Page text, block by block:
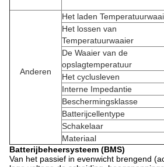
Anderen
Het laden
Het lossen van
Temperatuurwaaier
De Waaier van de
opslagtemperatuur
Het cyclusleven
Interne Impedantie
Beschermingsklasse
Batterijcellentype
Schakelaar
Materiaal
Batterijbeheersysteem (BMS)
Van het passief in evenwicht brengend